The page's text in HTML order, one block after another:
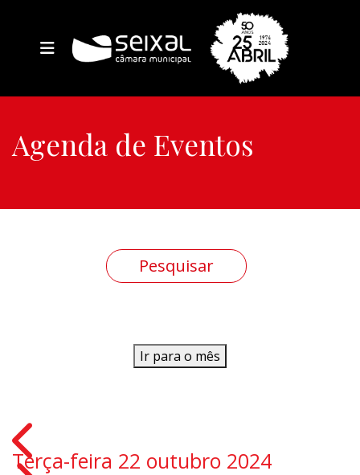
Agenda de Eventos
Ir para o mês
Terça-feira 22 outubro 2024